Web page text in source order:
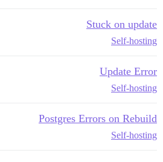
Stuck on update
Self-hosting
Update Error
Self-hosting
Postgres Errors on Rebuild
Self-hosting